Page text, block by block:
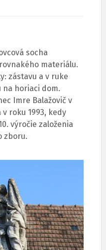
socha
materiálu.
zástavu a v ruke
na horiaci dom.
Imre Balažovič v
v roku 1993, kedy
výročie založenia
zboru.